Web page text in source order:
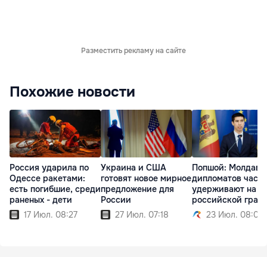
Разместить рекламу на сайте
Похожие новости
Россия ударила по
Одессе ракетами:
есть погибшие, среди
раненых - дети
17 Июл. 08:27
Украина и США
готовят новое мирное
предложение для
России
27 Июл. 07:18
Попшой:
дипломатов
удерживают на
российской
23 Июл. 08:02